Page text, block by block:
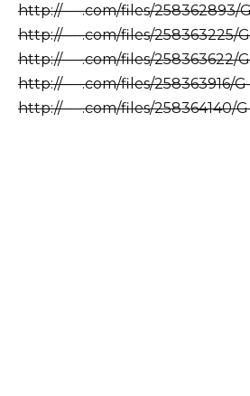
http://—-.com/files/258362893/
http://—-.com/files/258363225/
http://—-.com/files/258363622/
http://—-.com/files/258363916/
http://—-.com/files/258364140/